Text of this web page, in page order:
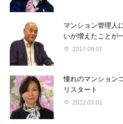
マンション管理人
いが増えたことが
2017.09.01
憧れのマンション
リスタート
2022.03.01